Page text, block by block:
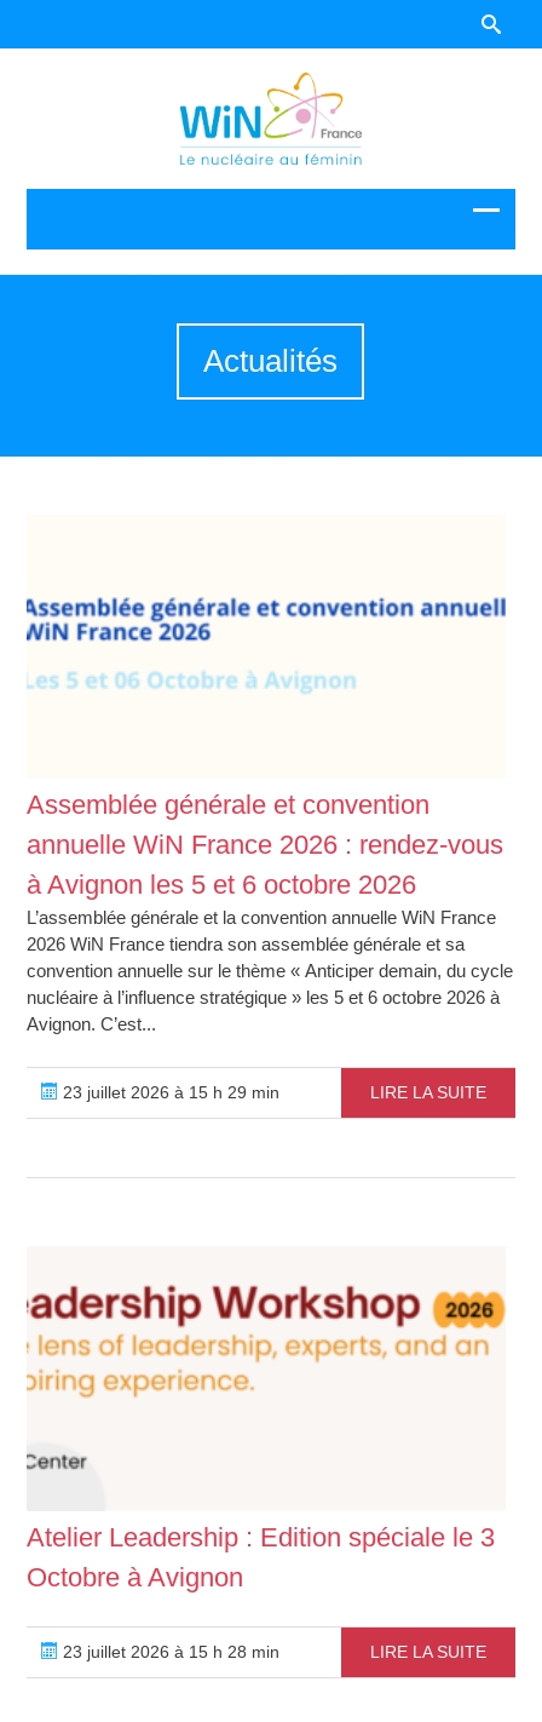
Actualités
Assemblée générale et convention
annuelle WiN France 2026 : rendez-vous
à Avignon les 5 et 6 octobre 2026
L’assemblée générale et la convention annuelle WiN France
2026 WiN France tiendra son assemblée générale et sa
convention annuelle sur le thème « Anticiper demain, du cycle
nucléaire à l’influence stratégique » les 5 et 6 octobre 2026 à
Avignon. C’est...
23 juillet 2026 à 15 h 29 min LIRE LA SUITE
Atelier Leadership : Edition spéciale le 3
Octobre à Avignon
23 juillet 2026 à 15 h 28 min LIRE LA SUITE